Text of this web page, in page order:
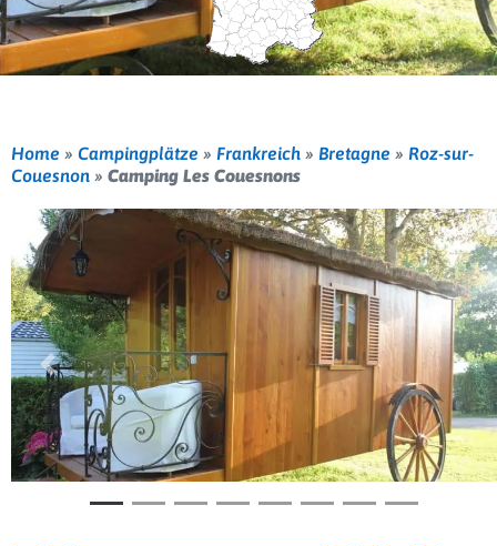
Home » Campingplätze » Frankreich » Bretagne » Roz-sur-
Couesnon » Camping Les Couesnons
Vorherige